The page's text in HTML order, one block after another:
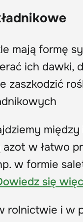
mają formę
ich dawki,
zaszkodzić
w łatwo
w formie
się
rolnictwie i w